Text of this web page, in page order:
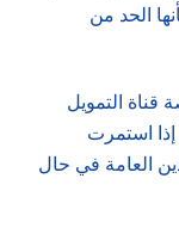
الحد من
التمويل
إذا استمرت
العامة في حال